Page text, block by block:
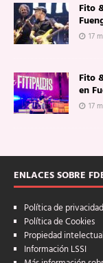
Fito
17
Fito
en
17
ENLACES SOBRE
Política de
Política de Cookies
Propiedad intelectual
Información LSSI